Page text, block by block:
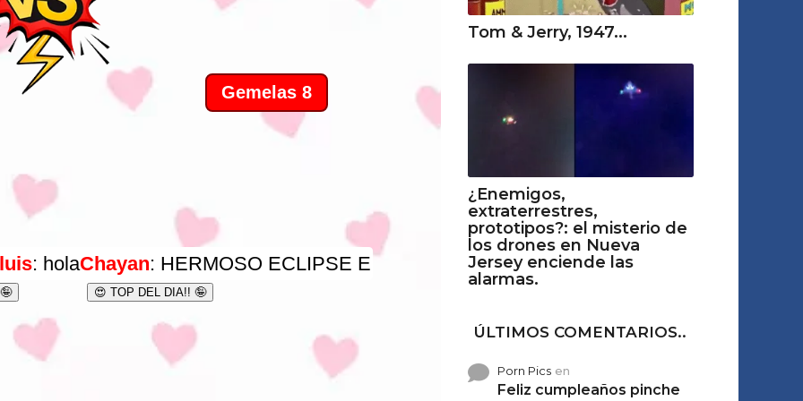
Tom & Jerry, 1947...
¿Enemigos,
extraterrestres,
prototipos?: el misterio de
los drones en Nueva
Jersey enciende las
alarmas.
ÚLTIMOS COMENTARIOS..
Porn Picsen
Feliz cumpleaños pinche